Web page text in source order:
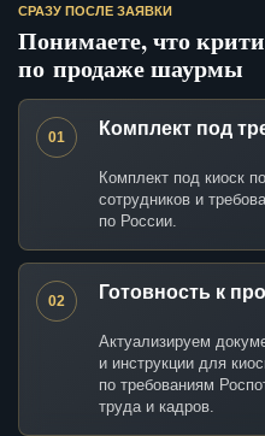
СРАЗУ ПОСЛЕ ЗАЯВКИ
Понимаете, что
по продаже шаурмы
01 Комплект под
Комплект под киоск
сотрудников и
по России.
02 Готовность к
Актуализируем
и инструкции для
по требованиям
труда и кадров.